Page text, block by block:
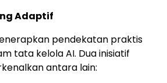
Adaptif
pendekatan praktis
tata kelola AI. Dua inisiatif
antara lain: